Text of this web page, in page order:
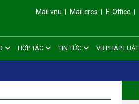
Mail vnu Mail cres E-Office
HỢP TÁC TIN TỨC VB PHÁP LUẬT